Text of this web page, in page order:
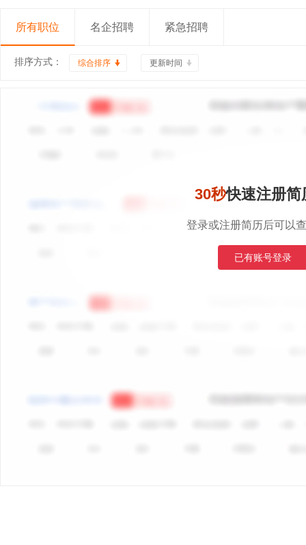
所有职位 名企招聘 紧急招聘
排序方式： 综合排序 更新时间
30秒快速注册简
登录或注册简历后可以
已有账号登录